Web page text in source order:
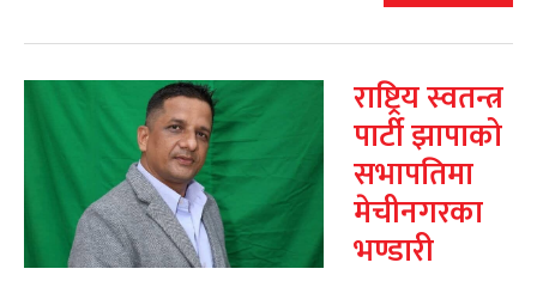
राष्ट्रिय स्वतन्त्र
पार्टी झापाको
सभापतिमा
मेचीनगरका
भण्डारी